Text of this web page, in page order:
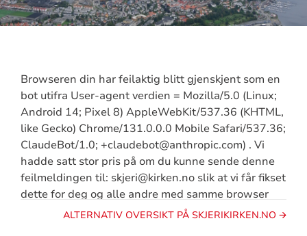
Browseren din har feilaktig blitt gjenskjent som en
bot utifra User-agent verdien = Mozilla/5.0 (Linux;
Android 14; Pixel 8) AppleWebKit/537.36 (KHTML,
like Gecko) Chrome/131.0.0.0 Mobile Safari/537.36;
ClaudeBot/1.0; +claudebot@anthropic.com) . Vi
hadde satt stor pris på om du kunne sende denne
feilmeldingen til: skjeri@kirken.no slik at vi får fikset
dette for deg og alle andre med samme browser
ALTERNATIV OVERSIKT PÅ SKJERIKIRKEN.NO 🡪